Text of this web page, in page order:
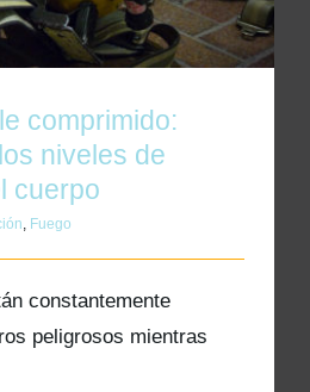
comprimido:
niveles de
cuerpo
, Fuego
constantemente
peligrosos mientras